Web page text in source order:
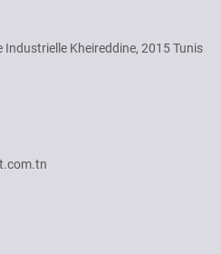
Industrielle Kheireddine, 2015 Tunis